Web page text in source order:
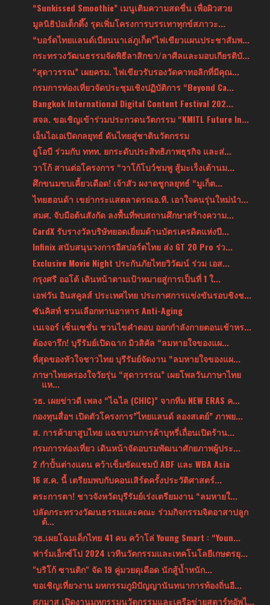
“Sunkissed Smoothie” เมนูเติมความสดชื่น เพื่อผิวสวย
มูลนิธิป่อเต็กตึ๊ง รุดเพิ่มโครงการบรรเทาทุกข์สภาวะ...
“บอร์ดไทยแลนด์เบียนนาเล่ภูเก็ต”ไฟเขียวแผนประชาสัมพ...
กระทรวงวัฒนธรรมจัดพิธีลาสิกขา/ลาศีลและมอบเกียรติบั...
“สุดาวรรณ” เผยครม. ไฟเขียวรับรองวัดคาทอลิกที่มีคุณ...
กรมการท่องเที่ยวจัดประชุมเชิงปฏิบัติการ “Beyond Ca...
Bangkok International Digital Content Festival 202...
สจล. ขอเชิญเข้าร่วมประกวดนวัตกรรม “KMITL Future In...
เอ็นไอเอเปิดกลยุทธ์ ดันไทยสู่ชาตินวัตกรรม
ยูโอบี ร่วมกับ ททท. ยกระดับประสิทธิภาพธุรกิจ และส่...
วาโก้ สานต่อโครงการ “วาโก้โบว์ชมพู สู้มะเร็งเต้านม...
ศึกขนมขบเคี้ยวเดือด! เจ้าสัว ผงาดชูกลยุทธ์ “มูเก็ต...
ไทยฮอนด้า เขย่ากระแสตลาดรถเอ.ที. เอาใจคนรุ่นใหม่นำ...
สมศ. จับมือต้นสังกัด ลงพื้นที่พบสถานศึกษาสร้างความ...
CardX รับรางวัลบริษัทยอดเยี่ยมด้านบัตรเครดิตแห่งปี...
Infinix สนับสนุนวงการอีสปอร์ตไทย ส่ง GT 20 Pro ร่ว...
Exclusive Movie Night ประกันภัยไทยวิวัฒน์ ร่วม เอส...
กรุงศรี ออโต้ เดินหน้าตามเป้าหมายสู่การเป็นที่ 1 ใ...
เอฟวัน อินสคูลส์ ประเทศไทย ประกาศการแข่งขันรอบชิงช...
ซันคิสท์ ชวนเลือกทานอาหาร Anti-Aging
เนเจอร์ เซ็นเซชั่น ชวนไขคำตอบ ออกกำลังกายตอนเช้าหร...
ต้องจารึก! บุรีรัมย์เปิดฉาก มิวสิคัล “ลมหายใจของแผ...
ที่สุดของหัวใจชาวไทย บุรีรัมย์จัดงาน “ลมหายใจของแผ...
ภาษาไทยครองใจวัยรุ่น “สุดาวรรณ” เผยโพลวันภาษาไทย
แห...
วธ. เผยข่าวดี เพลง “ไฉไล (CHIC)” จากทีม NEW ERAS ค...
กองทุนสื่อฯ เปิดตัวโครงการ”ไทยแลนด์ ลองสเตย์” ภาพย...
ส. การค้ายาสูบไทย แฉขบวนการค้าบุหรี่เถื่อนเปิดร้าน...
กรมการท่องเที่ยว เดินหน้าจัดอบรมพัฒนาศักยภาพผู้ประ...
2 กำปั้นต่างแดน คว้าเข็มขัดแชมป์ ABF และ WBA Asia
16 ส.ค. นี้ เตรียมพบกับคอนเสิร์ตครั้งประวัติศาสตร์...
ตระการตา! ชาวจังหวัดบุรีรัมย์เร่งเตรียมงาน “ลมหายใ...
ปลัดกระทรวงวัฒนธรรมและคณะ ร่วมกิจกรรมจิตอาสาปลูก
ต้...
วธ.เผยโฉมเด็กไทย 41 คน คว้าโล่ Young Smart : “Youn...
ฟาร์มเอ็กซ์โป 2024 เวทีนวัตกรรมและเทคโนโลยีเกษตรยุ...
"บริโก้ ซานติก" จัด 19 คู่มวยดุเดือด นักสู้น้ำหนัก...
ขอเชิญเที่ยวงาน มหกรรมภูมิปัญญานันทนาการท้องถิ่นอี...
ศุภมาส เปิดงานมหกรรมนวัตกรรมและเครือข่ายสตาร์ทอัพไ...